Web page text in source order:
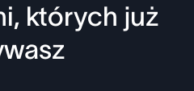
których już